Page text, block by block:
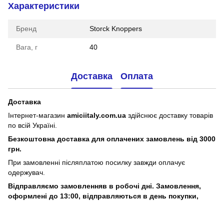
Характеристики
Бренд Storck Knoppers
Вага, г 40
Доставка Оплата
Доставка
Інтернет-магазин amiciitaly.com.ua здійснює доставку товарів
по всій Україні.
Безкоштовна доставка для оплачених замовлень від 3000
грн.
При замовленні післяплатою посилку завжди оплачує
одержувач.
Відправляємо замовленняв в робочі дні. Замовлення,
оформлені до 13:00, відправляються в день покупки,